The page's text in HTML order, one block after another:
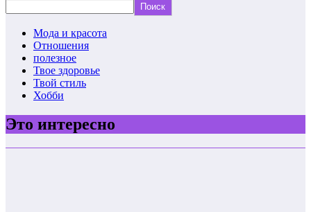
Поиск
Мода и красота
Отношения
полезное
Твое здоровье
Твой стиль
Хобби
Это интересно